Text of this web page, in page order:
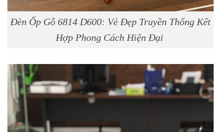
Đèn Ốp Gỗ 6814 D600: Vẻ Đẹp Truyền Thống Kết
Hợp Phong Cách Hiện Đại